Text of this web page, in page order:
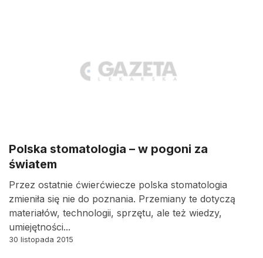
Polska stomatologia – w pogoni za
światem
Przez ostatnie ćwierćwiecze polska stomatologia
zmieniła się nie do poznania. Przemiany te dotyczą
materiałów, technologii, sprzętu, ale też wiedzy,
umiejętności...
30 listopada 2015